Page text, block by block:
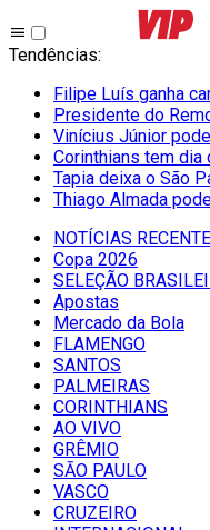
Tendências:
Filipe Luís ganha
Presidente do
Vinícius Júnior
Corinthians tem dia
Tapia deixa o São
Thiago Almada
NOTÍCIAS
Copa 2026
SELEÇÃO
Apostas
Mercado da Bola
FLAMENGO
SANTOS
PALMEIRAS
CORINTHIANS
AO VIVO
GRÊMIO
SĀO PAULO
VASCO
CRUZEIRO